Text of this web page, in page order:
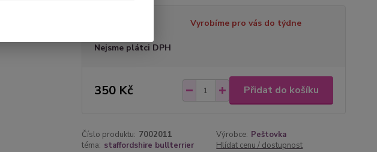
Vyrobíme pro vás do týdne
Nejsme plátci DPH
350 Kč Přidat do košíku
Číslo produktu: 7002011 Výrobce: Peštovka
téma: staffordshire bullterrier Hlídat cenu / dostupnost